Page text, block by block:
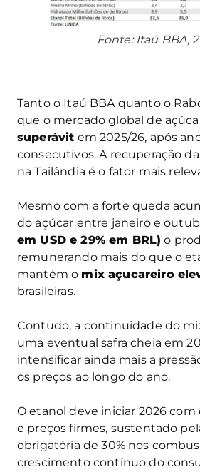
Fonte: Itaú BBA,
Tanto o Itaú BBA quanto o
que o mercado global de
superávit em 2025/26, após
consecutivos. A recuperação
na Tailândia é o fator mais
Mesmo com a forte queda
do açúcar entre janeiro e
em USD e 29% em BRL) o
remunerando mais do que o
mantém o mix açucareiro
brasileiras.
Contudo, a continuidade do
uma eventual safra cheia em
intensificar ainda mais a
os preços ao longo do ano.
O etanol deve iniciar 2026 com
e preços firmes, sustentado
obrigatória de 30% nos
crescimento contínuo do